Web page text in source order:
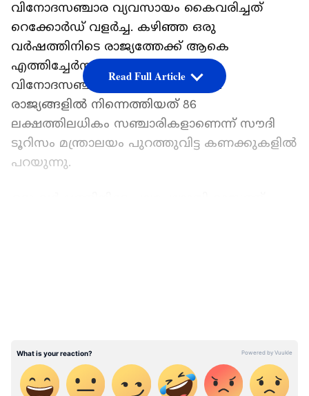
വിനോദസഞ്ചാര വ്യവസായം കൈവരിച്ചത്
റെക്കോർഡ് വളർച്ച. കഴിഞ്ഞ ഒരു
വർഷത്തിനിടെ രാജ്യത്തേക്ക് ആകെ
എത്തിച്ചേർന്നത് 3.55 കോടി വിദേശ
വിനോദസഞ്ചാരികളാണ്. മറ്റ് ഗൾഫ്
രാജ്യങ്ങളിൽ നിന്നെത്തിയത് 86
ലക്ഷത്തിലധികം സഞ്ചാരികളാണെന്ന് സൗദി
ടൂറിസം മന്ത്രാലയം പുറത്തുവിട്ട കണക്കുകളിൽ
പറയുന്നു.
ബഹ്റൈനിൽനിന്നാണ് ഏറ്റവും കൂടുതൽ
പേരെത്തിയത്, 34 ലക്ഷം. തൊട്ടടുത്ത
സ്ഥാനത്ത് 23 ലക്ഷത്തിലധികം പേരുമായി
Read Full Article